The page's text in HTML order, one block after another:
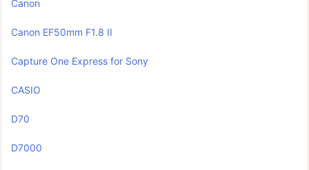
Canon
Canon EF50mm F1.8 II
Capture One Express for Sony
CASIO
D70
D7000